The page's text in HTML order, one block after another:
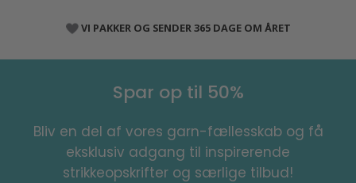
VI PAKKER OG SENDER 365 DAGE OM ÅRET
Spar op til 50%
Bliv en del af vores garn-fællesskab og få
eksklusiv adgang til inspirerende
strikkeopskrifter og særlige tilbud!